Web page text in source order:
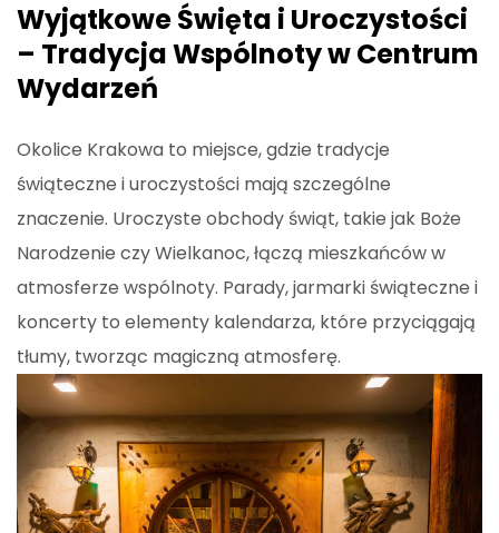
Wyjątkowe Święta i Uroczystości
– Tradycja Wspólnoty w Centrum
Wydarzeń
Okolice Krakowa to miejsce, gdzie tradycje
świąteczne i uroczystości mają szczególne
znaczenie. Uroczyste obchody świąt, takie jak Boże
Narodzenie czy Wielkanoc, łączą mieszkańców w
atmosferze wspólnoty. Parady, jarmarki świąteczne i
koncerty to elementy kalendarza, które przyciągają
tłumy, tworząc magiczną atmosferę.